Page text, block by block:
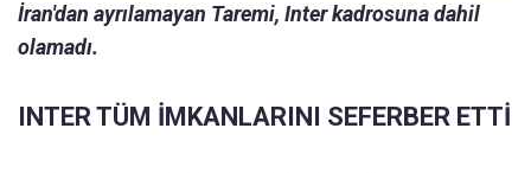
İran'dan ayrılamayan Taremi, Inter kadrosuna dahil
olamadı.
INTER TÜM İMKANLARINI SEFERBER ETTİ